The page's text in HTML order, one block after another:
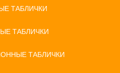
ТАБЛИЧКИ
ТАБЛИЧКИ
ТАБЛИЧКИ